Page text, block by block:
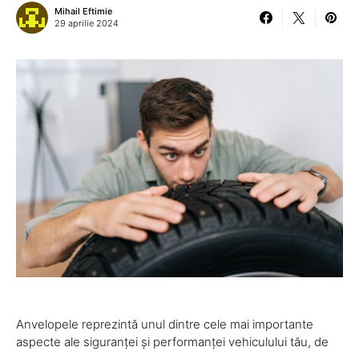
Mihail Eftimie
29 aprilie 2024
Anvelopele reprezintă unul dintre cele mai importante
aspecte ale siguranței și performanței vehiculului tău, de